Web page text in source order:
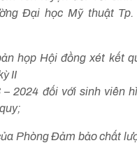
Đại học Mỹ thuật
họp Hội đồng xét kết
II
– 2024 đối với sinh viên
Phòng Đảm bảo chất